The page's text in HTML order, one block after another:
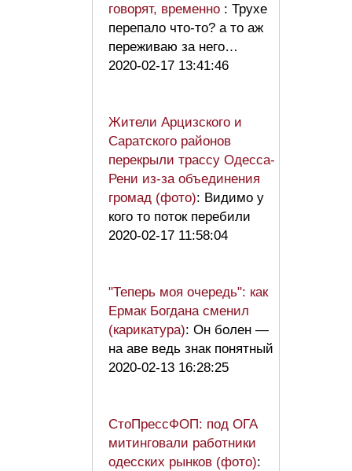
говорят, временно : Трухе
перепало что-то? а то аж
переживаю за него…
2020-02-17 13:41:46
Жители Арцизского и
Саратского районов
перекрыли трассу Одесса-
Рени из-за объединения
громад (фото): Видимо у
кого то поток перебили
2020-02-17 11:58:04
"Теперь моя очередь": как
Ермак Богдана сменил
(карикатура): Он болен —
на аве ведь знак понятный
2020-02-13 16:28:25
СтоПрессФОП: под ОГА
митинговали работники
одесских рынков (фото):